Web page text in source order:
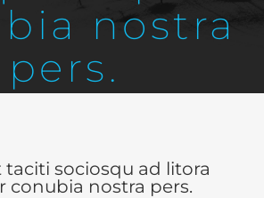
nostra
pers.
taciti sociosqu ad litora
conubia nostra pers.